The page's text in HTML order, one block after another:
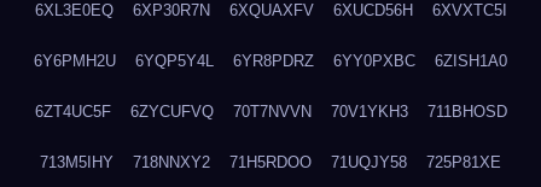
6XL3E0EQ 6XP30R7N 6XQUAXFV 6XUCD56H 6XVXTC5I
6Y6PMH2U 6YQP5Y4L 6YR8PDRZ 6YY0PXBC 6ZISH1A0
6ZT4UC5F 6ZYCUFVQ 70T7NVVN 70V1YKH3 711BHOSD
713M5IHY 718NNXY2 71H5RDOO 71UQJY58 725P81XE